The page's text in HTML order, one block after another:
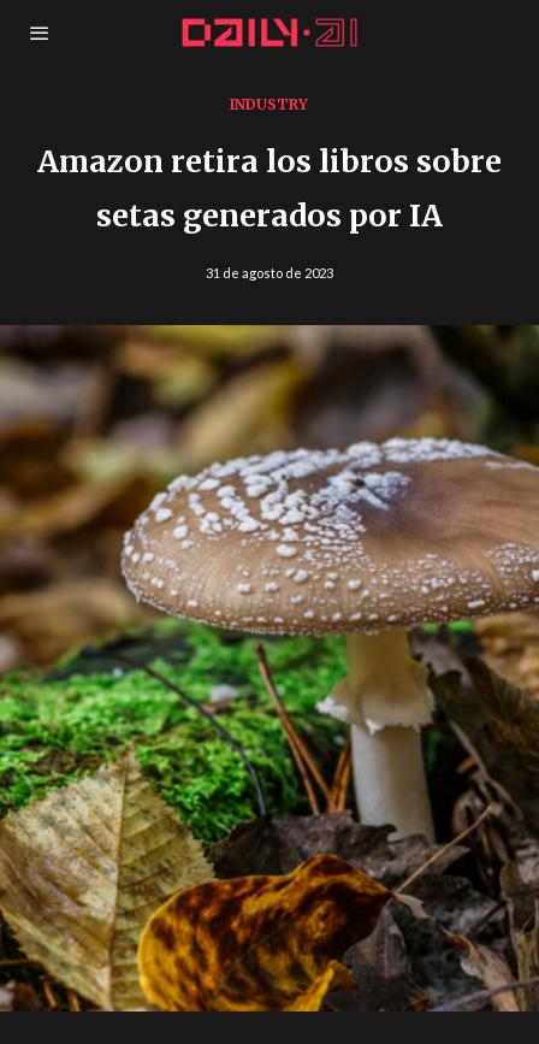
INDUSTRY
Amazon retira los libros sobre
setas generados por IA
31 de agosto de 2023